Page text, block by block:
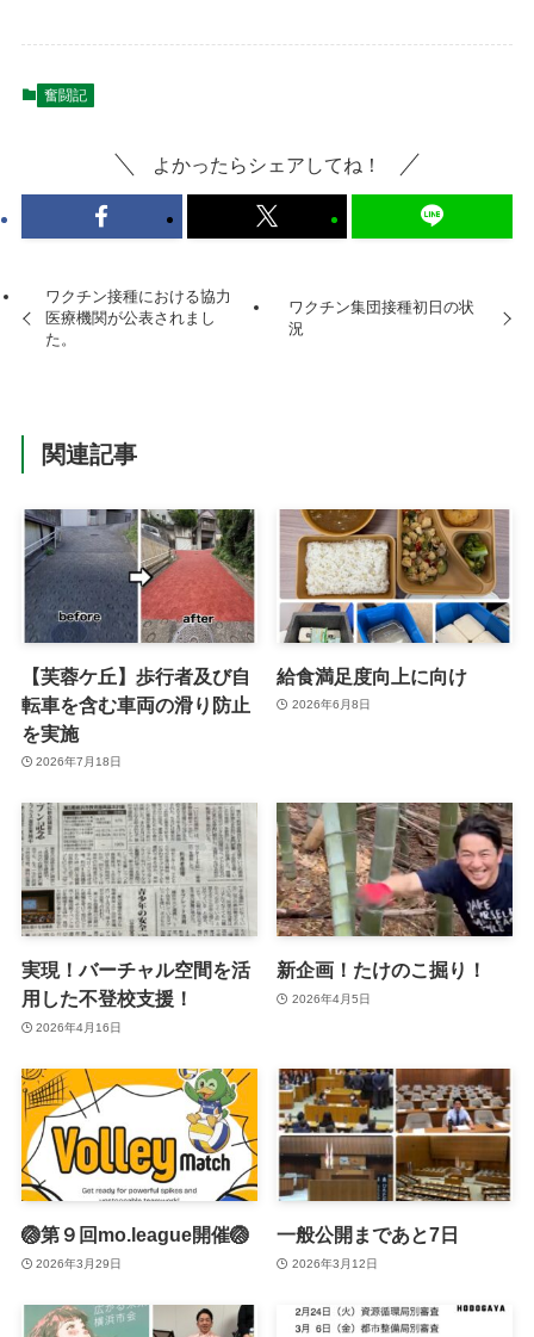
奮闘記
よかったらシェアしてね！
ワクチン接種における協力
医療機関が公表されまし
た。
ワクチン集団接種初日の状
況
関連記事
【芙蓉ケ丘】歩行者及び自
転車を含む車両の滑り防止
を実施
2026年7月18日
給食満足度向上に向け
2026年6月8日
実現！バーチャル空間を活
用した不登校支援！
2026年4月16日
新企画！たけのこ掘り！
2026年4月5日
🏐第９回mo.league開催🏐
2026年3月29日
一般公開まであと7日
2026年3月12日